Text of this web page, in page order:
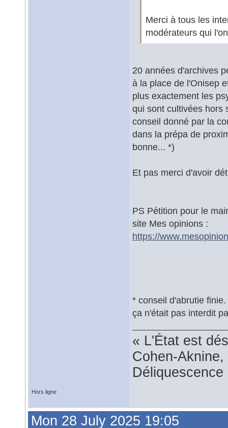
Merci à tous les
modérateurs qui
20 années d'archives
à la place de l'Onisep
plus exactement les
qui sont cultivées hors
conseil donné par la
dans la prépa de
bonne... *)
Et pas merci d'avoir
PS Pétition pour le
site Mes opinions :
https://
* conseil d'abrutie
ça n'était pas interdit
« L'État est
Cohen-
Hors ligne
Mon 28 July 2025 19:05